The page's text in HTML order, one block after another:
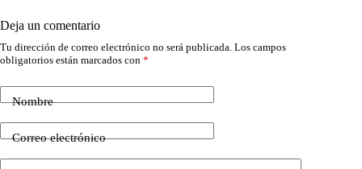
Deja un comentario
Tu dirección de correo electrónico no será publicada. Los campos
obligatorios están marcados con *
Nombre
Correo electrónico